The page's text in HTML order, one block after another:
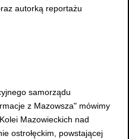
autorką reportażu
samorządu
z Mazowsza" mówimy
Mazowieckich nad
ostrołęckim, powstającej